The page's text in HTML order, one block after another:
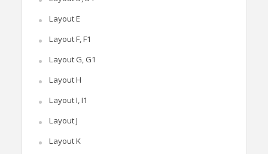
Layout E
Layout F, F1
Layout G, G1
Layout H
Layout I, I1
Layout J
Layout K